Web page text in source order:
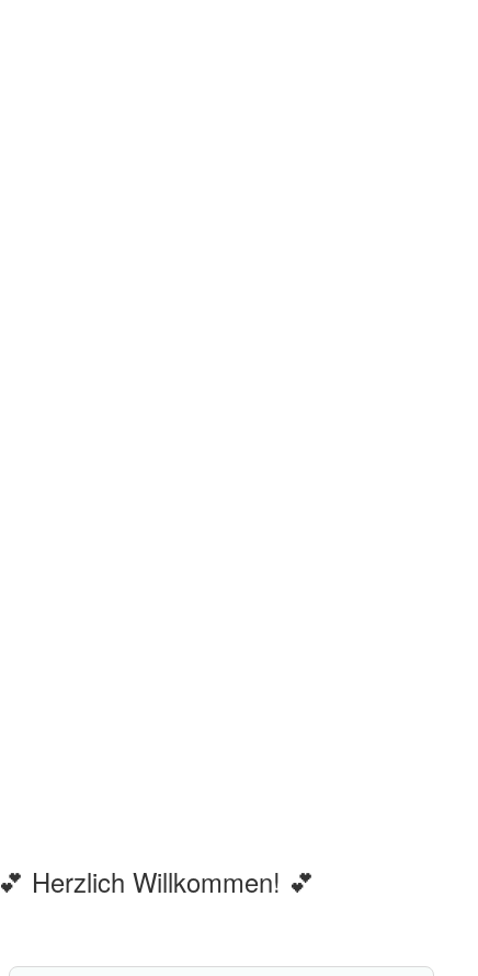
💕 Herzlich Willkommen! 💕